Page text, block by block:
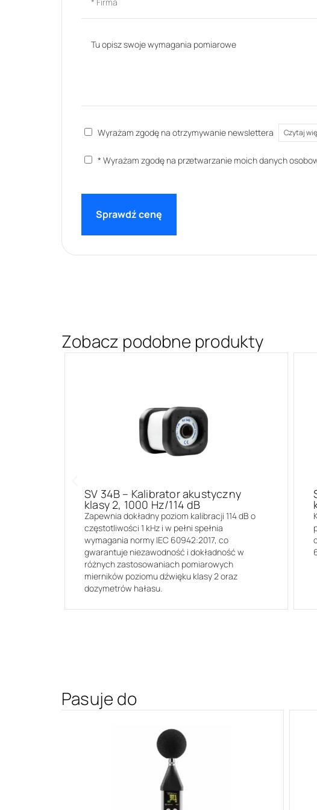
Wyrażam zgodę na otrzymywanie newslettera Czytaj
* Wyrażam zgodę na przetwarzanie moich danych
Zobacz podobne produkty
SV 34B – Kalibrator akustyczny
klasy 2, 1000 Hz/114 dB
Zapewnia dokładny poziom kalibracji 114 dB o
częstotliwości 1 kHz i w pełni spełnia
wymagania normy IEC 60942:2017, co
gwarantuje niezawodność i dokładność w
różnych zastosowaniach pomiarowych
mierników poziomu dźwięku klasy 2 oraz
dozymetrów hałasu.
Pasuje do